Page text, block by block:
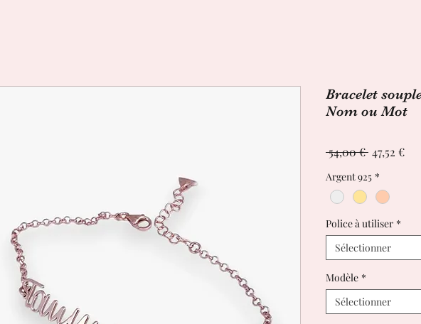
Bracelet
Nom ou Mot
54,00 € Prix
47,52 €Prix
Argent 925 *
Police à utiliser *
Sélectionner
Modèle *
Sélectionner